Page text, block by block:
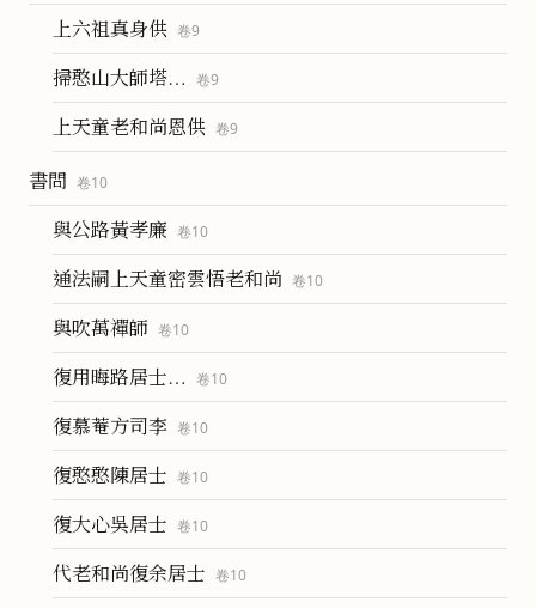
上六祖真身供 卷9
掃憨山大師塔… 卷9
上天童老和尚恩供 卷9
書問 卷10
與公路黃孝廉 卷10
通法嗣上天童密雲悟老和尚 卷10
與吹萬禪師 卷10
復用晦路居士… 卷10
復慕菴方司李 卷10
復憨憨陳居士 卷10
復大心吳居士 卷10
代老和尚復余居士 卷10